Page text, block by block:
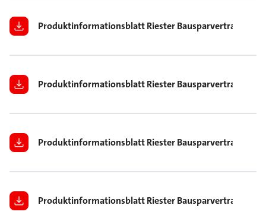
Produktinformationsblatt Riester Bausparvertrag 30
Produktinformationsblatt Riester Bausparvertrag 30
Produktinformationsblatt Riester Bausparvertrag 40
Produktinformationsblatt Riester Bausparvertrag 40